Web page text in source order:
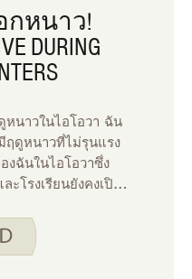
กหนาว!
DURING
นาวในไอโอวา ฉัน
ฤดูหนาวที่ไม่รุนแรง
ฉันในไอโอวาซึ่ง
โรงเรียนยังคงเปิด
นกว่าคือ ‘ไม่มีสิ่งที่
ย มีแต่เสื้อผ้าที่ไม่ดี’